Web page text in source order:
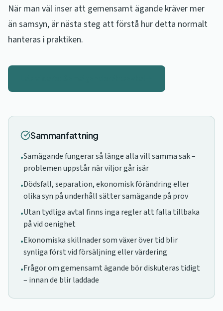
När man väl inser att gemensamt ägande kräver mer
än samsyn, är nästa steg att förstå hur detta normalt
hanteras i praktiken.
Sammanfattning
•Samägande fungerar så länge alla vill samma sak –
problemen uppstår när viljor går isär
•Dödsfall, separation, ekonomisk förändring eller
olika syn på underhåll sätter samägande på prov
•Utan tydliga avtal finns inga regler att falla tillbaka
på vid oenighet
•Ekonomiska skillnader som växer över tid blir
synliga först vid försäljning eller värdering
•Frågor om gemensamt ägande bör diskuteras tidigt
– innan de blir laddade